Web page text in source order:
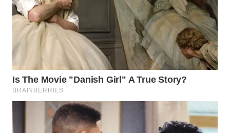
WAHANANEWS
CO ID
WAHANANEWS
NET
WAHANA
SPORT